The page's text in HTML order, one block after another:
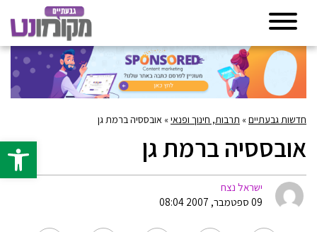
פתח
חדשות גבעתיים» תרבות, חינוך ופנאי» אובססיה ברמת גן
אובססיה ברמת גן
ישראל נצח
09 ספטמבר, 2007 08:04